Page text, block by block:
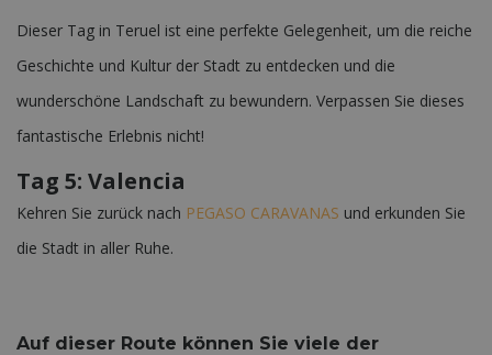
Dieser Tag in Teruel ist eine perfekte Gelegenheit, um die reiche
Geschichte und Kultur der Stadt zu entdecken und die
wunderschöne Landschaft zu bewundern. Verpassen Sie dieses
fantastische Erlebnis nicht!
Tag 5: Valencia
Kehren Sie zurück nach PEGASO CARAVANAS und erkunden Sie
die Stadt in aller Ruhe.
Auf dieser Route können Sie viele der